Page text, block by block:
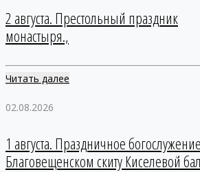
2 августа. Престольный праздник
монастыря.,
Читать далее
02.08.2026
1 августа. Праздничное
Благовещенском скиту Киселевой